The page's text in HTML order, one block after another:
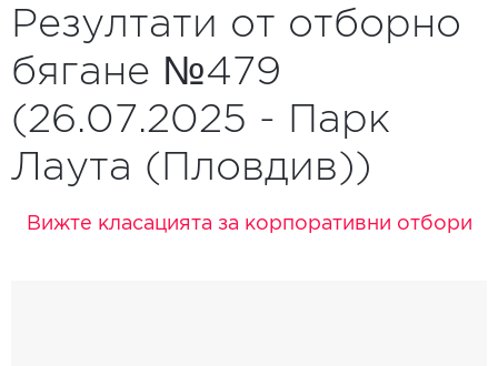
Резултати от отборно
бягане №479
(26.07.2025 - Парк
Лаута (Пловдив))
Вижте класацията за корпоративни отбори